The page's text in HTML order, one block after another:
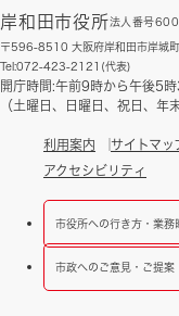
岸和田市役所法人番号
〒596-8510 大阪府岸和田市岸城
Tel:072-423-2121(代表)
開庁時間:午前9時から午後5
（土曜日、日曜日、祝日、年
利用案内 サイトマッ
アクセシビリティ
市役所への行き方・業務
市政へのご意見・ご提案